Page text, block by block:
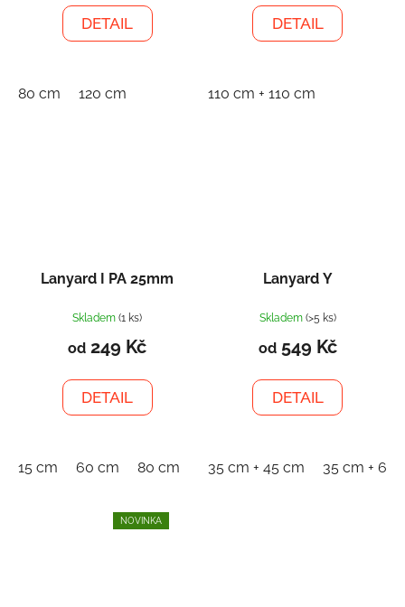
DETAIL
80 cm 120 cm
DETAIL
110 cm + 110 cm
Lanyard I PA 25mm
Skladem(1 ks)
od 249 Kč
DETAIL
15 cm 60 cm 80 cm 120 cm 150 cm
Lanyard Y
Skladem (>5 ks)
od549 Kč
DETAIL
35 cm + 45 cm 35 cm + 60
NOVINKA